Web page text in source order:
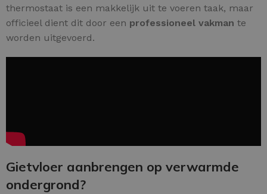
thermostaat is een makkelijk uit te voeren taak, maar
officieel dient dit door een professioneel vakman te
worden uitgevoerd.
Gietvloer aanbrengen op verwarmde
ondergrond?